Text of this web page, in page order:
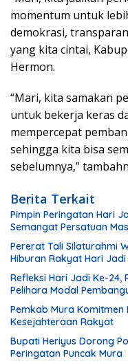
momentum untuk
demokrasi,
yang kita cintai,
Hermon.
“Mari, kita samakan
untuk bekerja keras
mempercepat
sehingga kita bisa
sebelumnya,”
Berita Terkait
Pimpin Peringatan Hari
Semangat Persatuan
Pererat Tali Silaturahmi
Hiburan Rakyat Hari
Refleksi Hari Jadi Ke-
Pelihara Modal
Pemkab Mura
Kesejahteraan Rakyat
Bupati Heriyus Dorong
Peringatan Puncak Mura